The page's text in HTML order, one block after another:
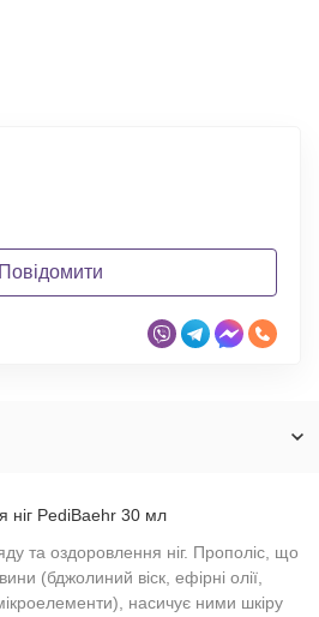
Повідомити
ніг PediBaehr 30 мл
та оздоровлення ніг. Прополіс, що
(бджолиний віск, ефірні олії,
насичує ними шкіру